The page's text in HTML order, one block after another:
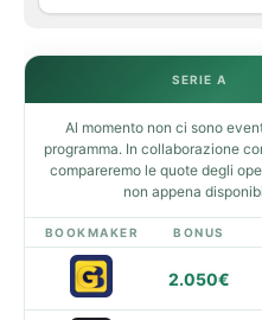
SERIE A
Al momento non ci sono
programma. In collaborazione
compareremo le quote degli
non appena
BOOKMAKER BONUS
2.050€